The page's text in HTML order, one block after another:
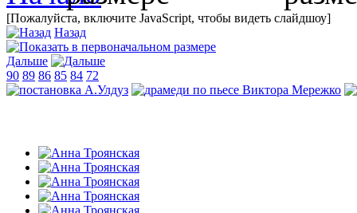
[Пожалуйста, включите JavaScript, чтобы видеть слайдшоу]
Назад
Дальше
90 89 86 85 84 72